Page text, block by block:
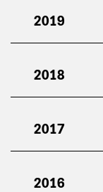
2019
2018
2017
2016